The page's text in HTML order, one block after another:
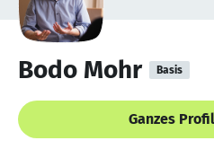
Bodo Mohr Basis
Ganzes